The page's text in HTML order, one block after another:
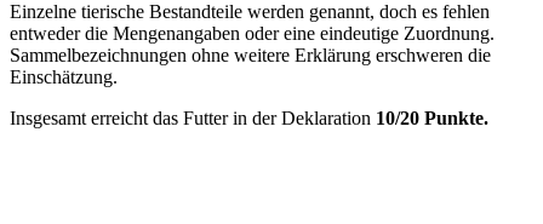
Einzelne tierische Bestandteile werden genannt, doch es fehlen
entweder die Mengenangaben oder eine eindeutige Zuordnung.
Sammelbezeichnungen ohne weitere Erklärung erschweren die
Einschätzung.
Insgesamt erreicht das Futter in der Deklaration 10/20 Punkte.